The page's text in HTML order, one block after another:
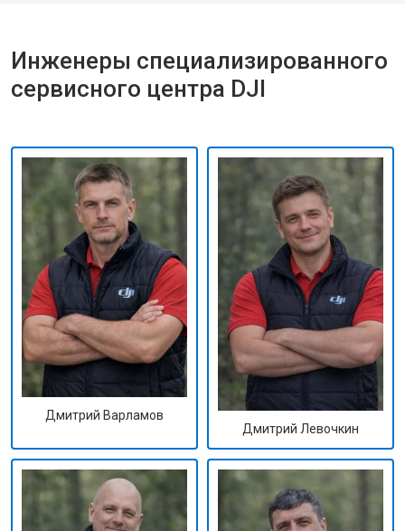
Инженеры специализированного
сервисного центра DJI
Дмитрий Варламов
Дмитрий Левочкин